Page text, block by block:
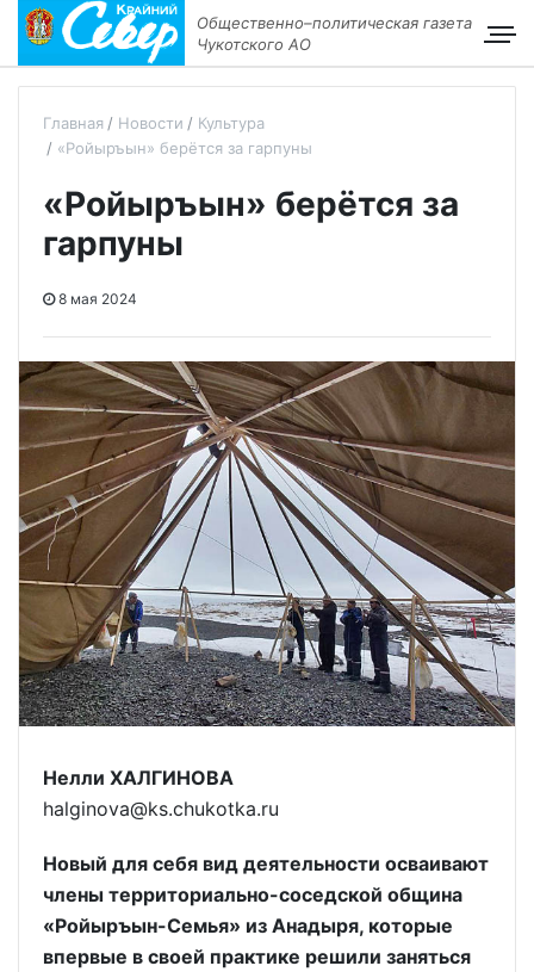
Общественно–политическая газета
Чукотского АО
Главная Новости
Культура
«Ройыръын» берётся за гарпуны
«Ройыръын» берётся за
гарпуны
8 мая 2024
Нелли ХАЛГИНОВА
halginova@ks.chukotka.ru
Новый для себя вид деятельности осваивают
члены территориально-соседской община
«Ройыръын-Семья» из Анадыря, которые
впервые в своей практике решили заняться